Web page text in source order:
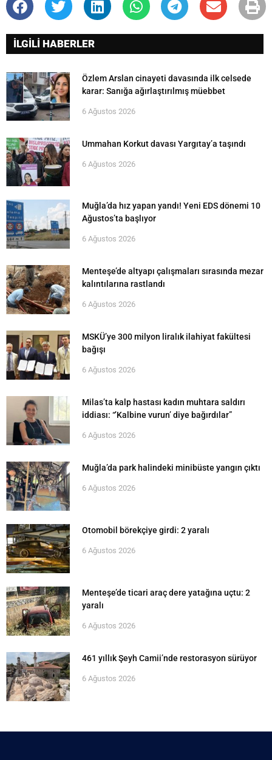
İLGİLİ HABERLER
Özlem Arslan cinayeti davasında ilk celsede
karar: Sanığa ağırlaştırılmış müebbet
6 Ağustos 2026
Ummahan Korkut davası Yargıtay’a taşındı
6 Ağustos 2026
Muğla’da hız yapan yandı! Yeni EDS dönemi 10
Ağustos’ta başlıyor
6 Ağustos 2026
Menteşe’de altyapı çalışmaları sırasında mezar
kalıntılarına rastlandı
6 Ağustos 2026
MSKÜ’ye 300 milyon liralık ilahiyat fakültesi
bağışı
6 Ağustos 2026
Milas’ta kalp hastası kadın muhtara saldırı
iddiası: “’Kalbine vurun’ diye bağırdılar”
6 Ağustos 2026
Muğla’da park halindeki minibüste yangın çıktı
6 Ağustos 2026
Otomobil börekçiye girdi: 2 yaralı
6 Ağustos 2026
Menteşe’de ticari araç dere yatağına uçtu: 2
yaralı
6 Ağustos 2026
461 yıllık Şeyh Camii’nde restorasyon sürüyor
6 Ağustos 2026